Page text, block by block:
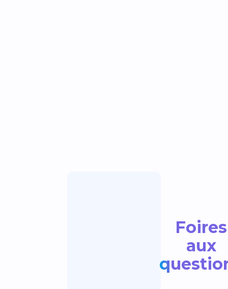
Foires
aux